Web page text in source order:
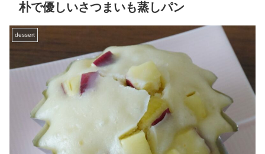
朴で優しいさつまいも蒸しパン
dessert